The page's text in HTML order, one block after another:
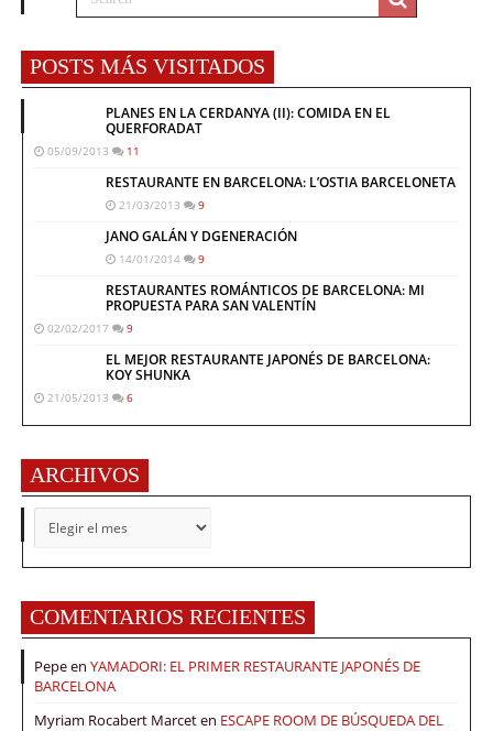
POSTS MÁS VISITADOS
PLANES EN LA CERDANYA (II): COMIDA EN EL
QUERFORADAT
05/09/2013 11
RESTAURANTE EN BARCELONA: L’OSTIA BARCELONETA
21/03/2013 9
JANO GALÁN Y DGENERACIÓN
14/01/2014 9
RESTAURANTES ROMÁNTICOS DE BARCELONA: MI
PROPUESTA PARA SAN VALENTÍN
02/02/2017 9
EL MEJOR RESTAURANTE JAPONÉS DE BARCELONA:
KOY SHUNKA
21/05/2013 6
ARCHIVOS
ARCHIVOS
COMENTARIOS RECIENTES
Pepeen YAMADORI: EL PRIMER RESTAURANTE JAPONÉS DE
BARCELONA
Myriam Rocabert Marceten ESCAPE ROOM DE BÚSQUEDA DEL